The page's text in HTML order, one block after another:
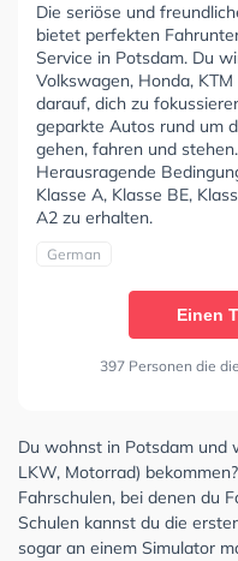
Die seriöse und
bietet perfekten
Service in Potsdam. Du
Volkswagen, Honda,
darauf, dich zu
geparkte Autos rund um
gehen, fahren und
Herausragende
Klasse A, Klasse BE,
A2 zu erhalten.
German
Einen
397 Personen die
Du wohnst in Potsdam und
LKW, Motorrad)
Fahrschulen, bei denen du
Schulen kannst du die
sogar an einem Simulator